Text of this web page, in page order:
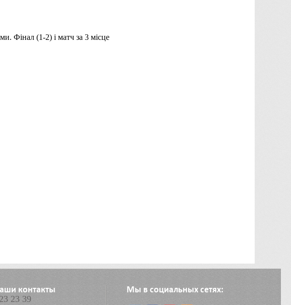
Фінал (1-2) і матч за 3 місце
контакты
23 39
Мы в социальных сетях: